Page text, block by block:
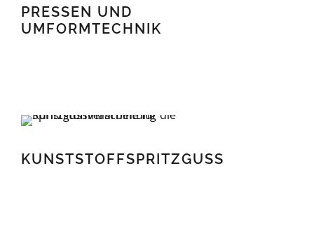
PRESSEN UND
UMFORMTECHNIK
KUNSTSTOFFSPRITZGUSS
KUNSTSTOFFSPRITZGUSS